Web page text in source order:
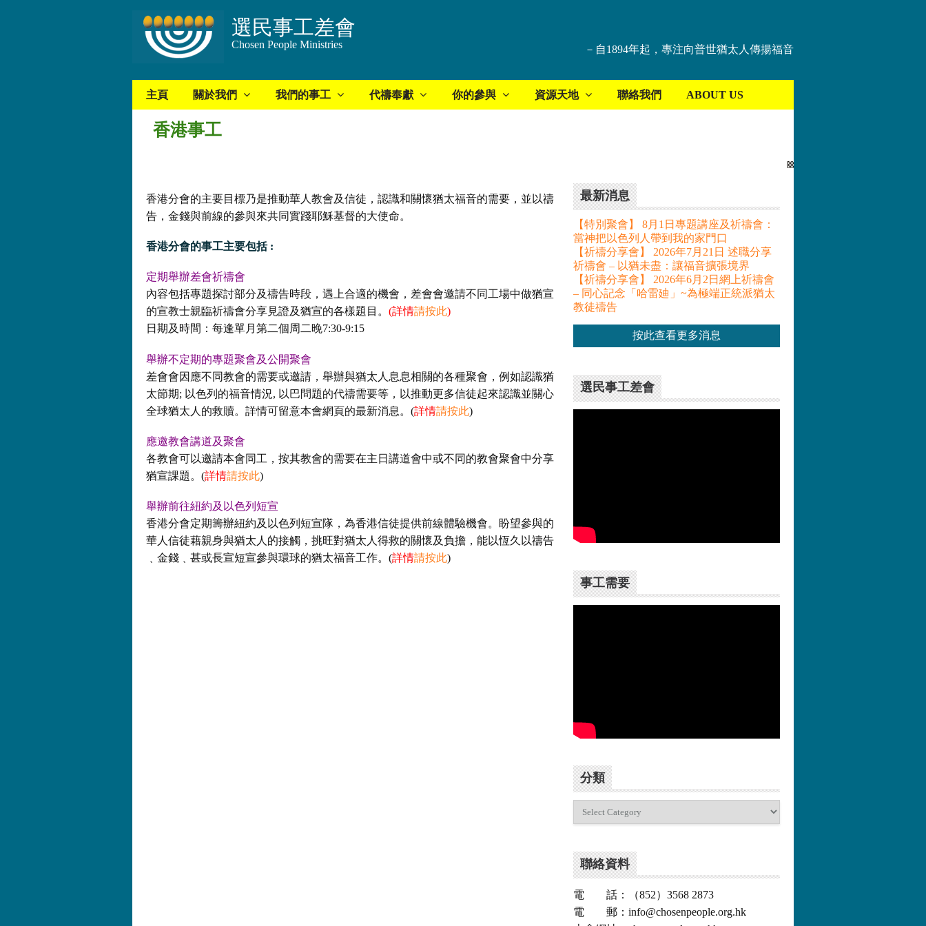
選民事工差會
Chosen People Ministries －自1894年起，專注向普世猶太人傳揚福音
主頁 關於我們 我們的事工 代禱奉獻 你的參與 資源天地 聯絡我們 ABOUT US
香港事工
香港分會的主要目標乃是推動華人教會及信徒，認識和關懷猶太福音的需要，並以禱
告，金錢與前線的參與來共同實踐耶穌基督的大使命。
香港分會的事工主要包括 :
定期舉辦差會祈禱會
內容包括專題探討部分及禱告時段，遇上合適的機會，差會會邀請不同工場中做猶宣
的宣教士親臨祈禱會分享見證及猶宣的各樣題目。 (詳情請按此)
日期及時間：每逢單月第二個周二晚7:30-9:15
舉辦不定期的專題聚會及公開聚會
差會會因應不同教會的需要或邀請，舉辦與猶太人息息相關的各種聚會，例如認識猶
太節期; 以色列的福音情況, 以巴問題的代禱需要等，以推動更多信徒起來認識並關心
全球猶太人的救贖。詳情可留意本會網頁的最新消息。(詳情請按此)
應邀教會講道及聚會
各教會可以邀請本會同工，按其教會的需要在主日講道會中或不同的教會聚會中分享
猶宣課題。(詳情請按此)
舉辦前往紐約及以色列短宣
香港分會定期籌辦紐約及以色列短宣隊，為香港信徒提供前線體驗機會。盼望參與的
華人信徒藉親身與猶太人的接觸，挑旺對猶太人得救的關懷及負擔，能以恆久以禱告
﹑金錢﹑甚或長宣短宣參與環球的猶太福音工作。(詳情請按此)
最新消息
【特別聚會】 8月1日專題講座及祈禱會：
當神把以色列人帶到我的家門口
【祈禱分享會】 2026年7月21日 述職分享
祈禱會 – 以猶未盡：讓福音擴張境界
【祈禱分享會】 2026年6月2日網上祈禱會
– 同心記念「哈雷廸」~為極端正統派猶太
教徒禱告
按此查看更多消息
選民事工差會
事工需要
分類
聯絡資料
電 話：（852）3568 2873
電 郵：info@chosenpeople.org.hk